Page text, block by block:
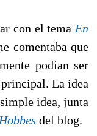
con el tema  En
comentaba que
podían ser
La idea
idea, junta
del blog.